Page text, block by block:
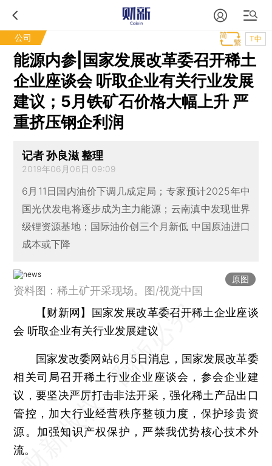
公司 T中
能源内参|国家发展改革委召开稀土
企业座谈会 听取企业有关行业发展
建议；5月铁矿石价格大幅上升 严
重挤压钢企利润
记者 孙良滋 整理
2019年06月06日 09:09
6月11日国内油价下调几成定局；专家预计2025年中
国光伏发电将逐步成为主力能源；云南滇中发现世界
级锂资源基地；国际油价创三个月新低 中国原油进口
成本或下降
原图
资料图：稀土矿开采现场。图/视觉中国
【财新网】国家发展改革委召开稀土企业座谈
会 听取企业有关行业发展建议
国家发改委网站6月5日消息，国家发展改革委
相关司局召开稀土行业企业座谈会，参会企业建
议，要坚决严厉打击非法开采，强化稀土产品出口
管控，加大行业经营秩序整顿力度，保护珍贵资
源。加强知识产权保护，严禁我优势核心技术外
流。